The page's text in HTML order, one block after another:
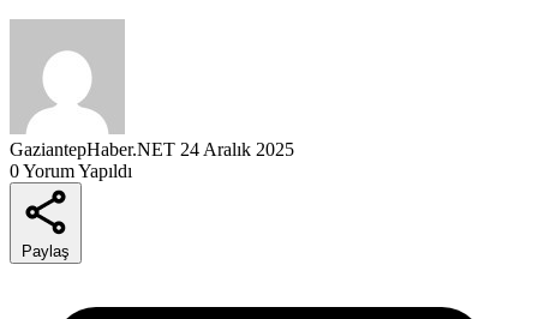
GaziantepHaber.NET 24 Aralık 2025
0 Yorum Yapıldı
Paylaş